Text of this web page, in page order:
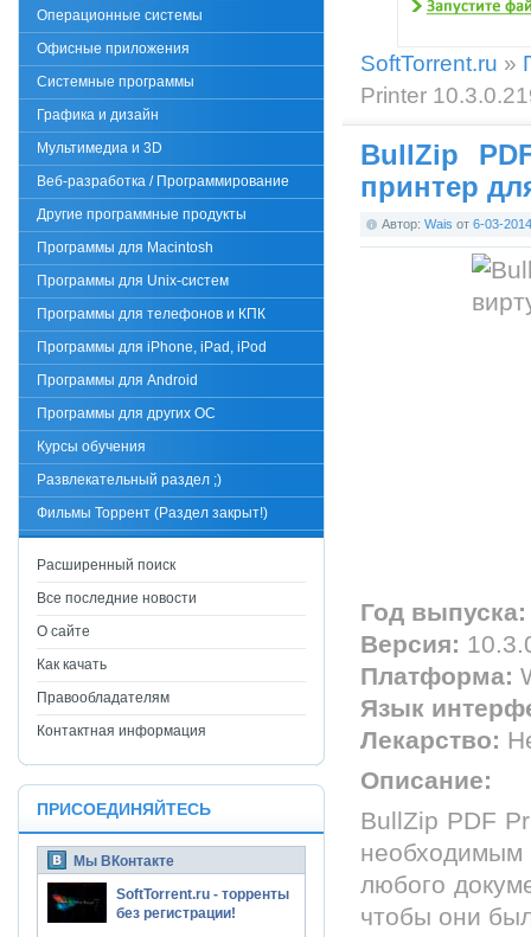
SoftTorrent.ru »
Printer
BullZip
принтер
Автор: Wais от 6-03-2014
Год выпуска:
Версия:
Платформа:
Язык
Лекарство:
Описание:
BullZip PDF
необходимым
любого
чтобы они
Операционные системы
Офисные приложения
Системные программы
Графика и дизайн
Мультимедиа и 3D
Веб-разработка / Программирование
Другие программные продукты
Программы для Macintosh
Программы для Unix-систем
Программы для телефонов и КПК
Программы для iPhone, iPad, iPod
Программы для Android
Программы для других ОС
Курсы обучения
Развлекательный раздел ;)
Фильмы Торрент (Раздел закрыт!)
Расширенный поиск
Все последние новости
О сайте
Как качать
Правообладателям
Контактная информация
ПРИСОЕДИНЯЙТЕСЬ
Мы ВКонтакте
SoftTorrent.ru - торренты
без регистрации!